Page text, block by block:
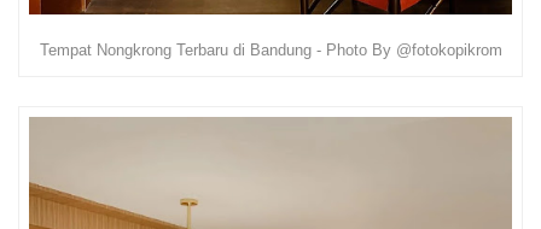
Tempat Nongkrong Terbaru di Bandung - Photo By @fotokopikrom